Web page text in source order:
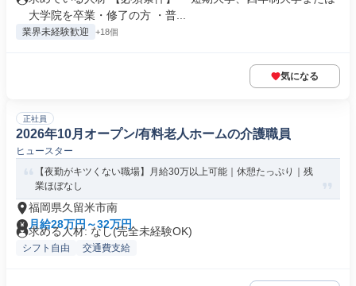
大学院を卒業・修了の方 ・普...
業界未経験歓迎 +18個
気になる
正社員
2026年10月オープン/有料老人ホームの介護職員
ヒュースター
【夜勤がキツくない職場】月給30万以上可能｜休憩たっぷり｜残
業ほぼなし
福岡県久留米市南
月給28万円～32万円
求める人材: なし(完全未経験OK)
シフト自由 交通費支給